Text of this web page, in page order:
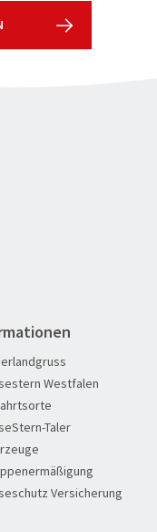
Westfalen
Taler
Versicherung